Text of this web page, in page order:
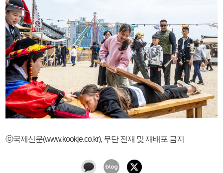
ⓒ국제신문(www.kookje.co.kr), 무단 전재 및 재배포 금지